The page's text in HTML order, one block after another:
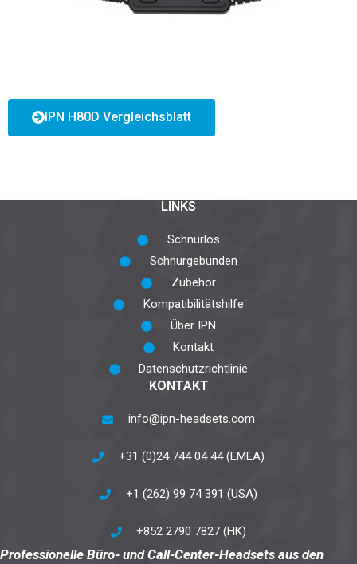
IPN H80D Vergleichsblatt
LINKS
Schnurlos
Schnurgebunden
Zubehör
Kompatibilitätshilfe
Über IPN
Kontakt
Datenschutzrichtlinie
KONTAKT
info@ipn-headsets.com
+31 (0)24 744 04 44 (EMEA)
+1 (262) 99 74 391 (USA)
+852 2790 7827 (HK)
Professionelle Büro- und Call-Center-Headsets aus den